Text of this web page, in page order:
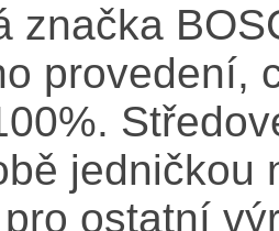
značka
provedení,
jedničkou
ostatní